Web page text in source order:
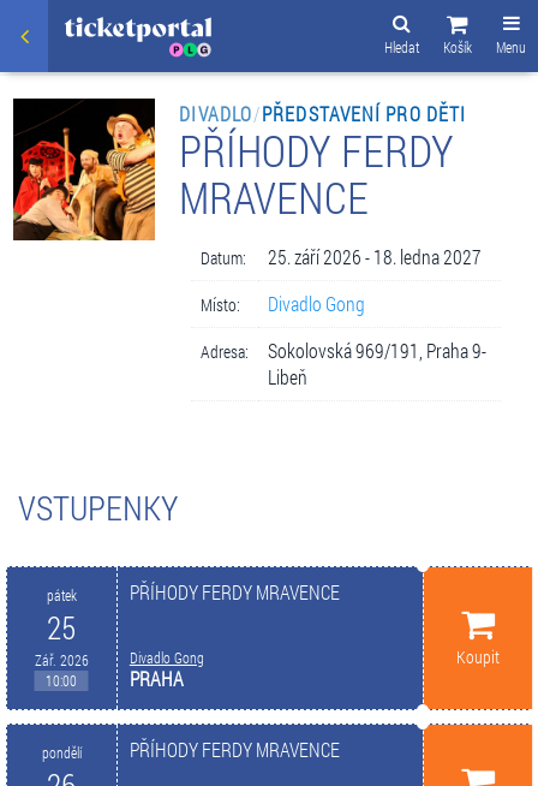
Menu
Košík
Hledat
DIVADLO/PŘEDSTAVENÍ PRO DĚTI
PŘÍHODY FERDY
MRAVENCE
Datum: 25. září 2026 - 18. ledna 2027
Místo: Divadlo Gong
Adresa:
Sokolovská 969/191, Praha 9-
Libeň
VSTUPENKY
pátek
25
Zář. 2026
10:00
PŘÍHODY FERDY MRAVENCE
Divadlo Gong
PRAHA
Koupit
pondělí PŘÍHODY FERDY MRAVENCE